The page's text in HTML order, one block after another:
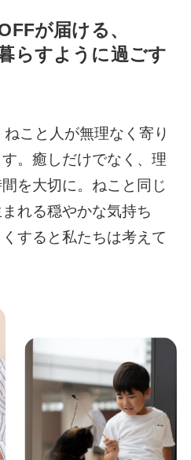
が届ける、
らすように過ごす
こと人が無理なく寄り
。癒しだけでなく、理
を大切に。ねこと同じ
れる穏やかな気持ち
すると私たちは考えて